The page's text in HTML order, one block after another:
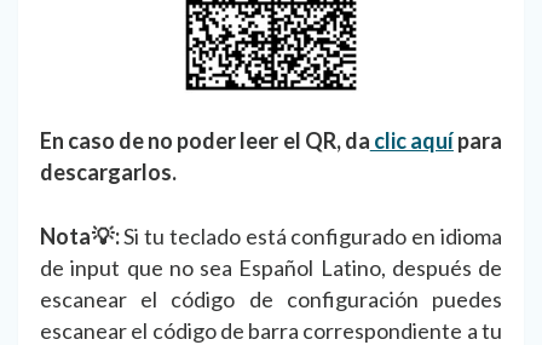
En caso de no poder leer el QR, da clic aquípara
descargarlos.
Nota💡:Si tu teclado está configurado en idioma
de input que no sea Español Latino, después de
escanear el código de configuración puedes
escanear el código de barra correspondiente a tu